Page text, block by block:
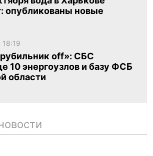
опубликованы новые
18:19
off»: СБС
10 энергоузлов и базу ФСБ
области